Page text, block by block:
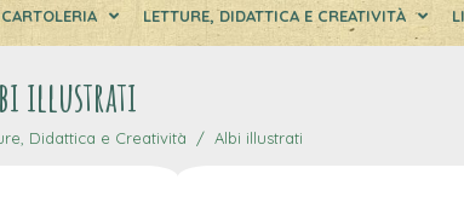
LETTURE, DIDATTICA E CREATIVITÀ
illustrati
Didattica e Creatività Albi illustrati